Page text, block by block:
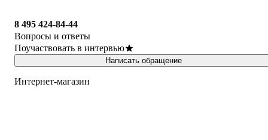
8 495 424-84-44
Вопросы и ответы
Поучаствовать в интервью
Написать обращение
Интернет-магазин